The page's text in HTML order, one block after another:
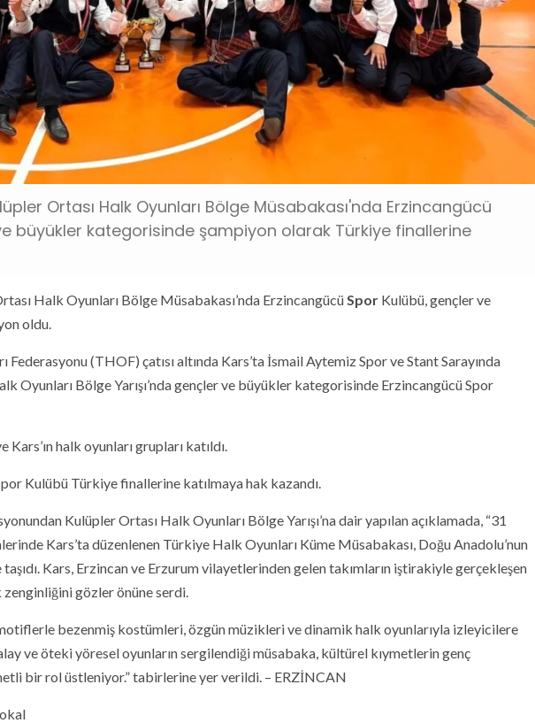
Ortası Halk Oyunları Bölge Müsabakası'nda Erzincangücü
büyükler kategorisinde şampiyon olarak Türkiye finallerine
Halk Oyunları Bölge Müsabakası’nda ErzincangücüSpor Kulübü, gençler ve
oldu.
Federasyonu (THOF) çatısı altında Kars’ta İsmail Aytemiz Spor ve Stant Sarayında
Oyunları Bölge Yarışı’nda gençler ve büyükler kategorisinde Erzincangücü Spor
Kars’ın halk oyunları grupları katıldı.
Kulübü Türkiye finallerine katılmaya hak kazandı.
Kulüpler Ortası Halk Oyunları Bölge Yarışı’na dair yapılan açıklamada, “31
Kars’ta düzenlenen Türkiye Halk Oyunları Küme Müsabakası, Doğu Anadolu’nun
taşıdı. Kars, Erzincan ve Erzurum vilayetlerinden gelen takımların iştirakiyle gerçekleşen
gözler önüne serdi.
bezenmiş kostümleri, özgün müzikleri ve dinamik halk oyunlarıyla izleyicilere
ve öteki yöresel oyunların sergilendiği müsabaka, kültürel kıymetlerin genç
bir rol üstleniyor.” tabirlerine yer verildi. – ERZİNCAN